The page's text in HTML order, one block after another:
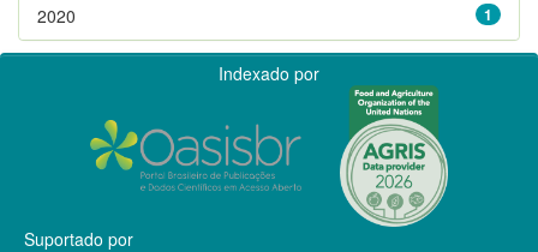
1
2020
Indexado por
Suportado por